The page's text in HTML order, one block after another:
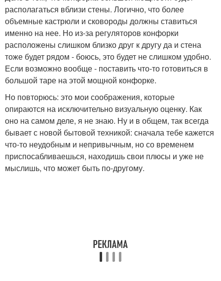
располагаться вблизи стены. Логично, что более
объемные кастрюли и сковороды должны ставиться
именно на нее. Но из-за регуляторов конфорки
расположены слишком близко друг к другу да и стена
тоже будет рядом - боюсь, это будет не слишком удобно.
Если возможно вообще - поставить что-то готовиться в
большой таре на этой мощной конфорке.
Но повторюсь: это мои соображения, которые
опираются на исключительно визуальную оценку. Как
оно на самом деле, я не знаю. Ну и в общем, так всегда
бывает с новой бытовой техникой: сначала тебе кажется
что-то неудобным и непривычным, но со временем
приспосабливаешься, находишь свои плюсы и уже не
мыслишь, что может быть по-другому.